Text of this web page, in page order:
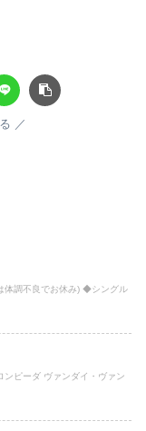
体調不良でお休み) ◆シングル
ピーダ ヴァンダイ・ヴァン